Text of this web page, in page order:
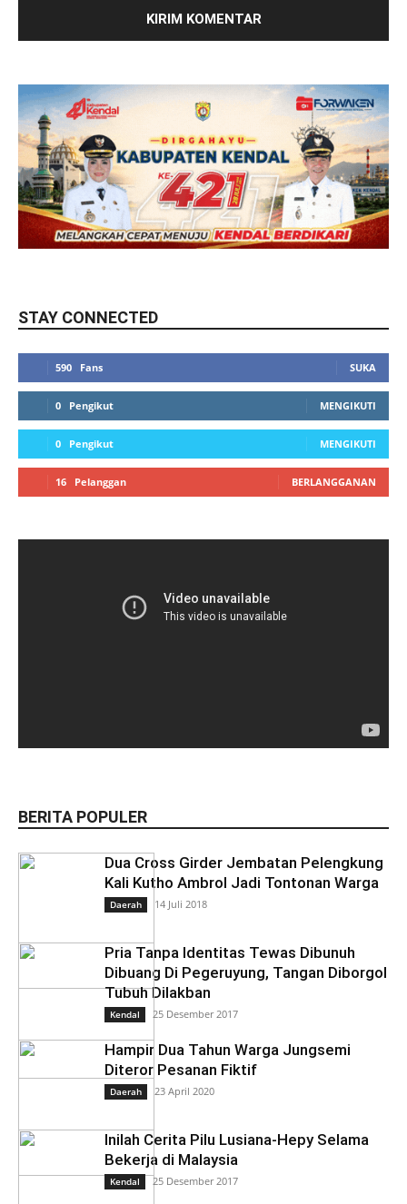
STAY CONNECTED
590 Fans SUKA
0 Pengikut MENGIKUTI
0 Pengikut MENGIKUTI
16 Pelanggan BERLANGGANAN
BERITA POPULER
Dua Cross Girder Jembatan Pelengkung
Kali Kutho Ambrol Jadi Tontonan Warga
Daerah 14 Juli 2018
Pria Tanpa Identitas Tewas Dibunuh
Dibuang Di Pegeruyung, Tangan Diborgol
Tubuh Dilakban
Kendal 25 Desember 2017
Hampir Dua Tahun Warga Jungsemi
Diteror Pesanan Fiktif
Daerah 23 April 2020
Inilah Cerita Pilu Lusiana-Hepy Selama
Bekerja di Malaysia
Kendal 25 Desember 2017